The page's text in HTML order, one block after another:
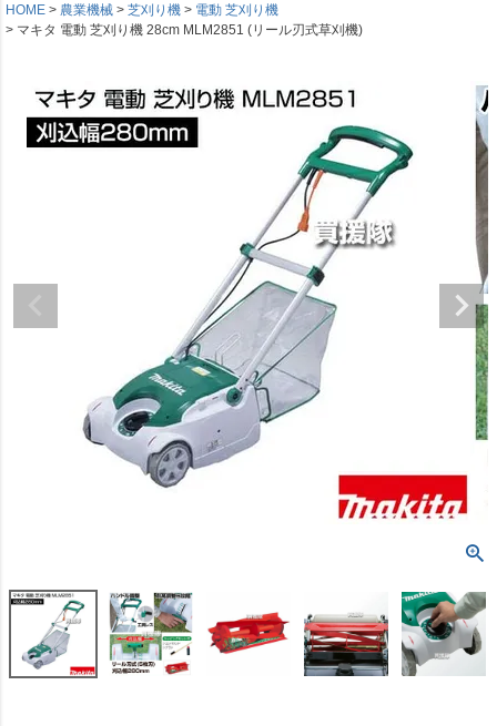
HOME
農業機械 芝刈り機
電動 芝刈り機
マキタ 電動 芝刈り機 28cm MLM2851 (リール刃式草刈機)